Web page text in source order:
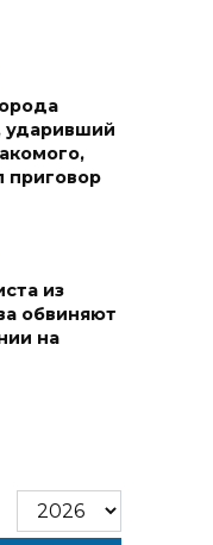
ударивший
приговор
из
обвиняют
на